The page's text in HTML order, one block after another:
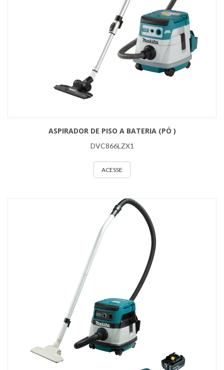
ASPIRADOR DE PISO A BATERIA (PÓ )
DVC866LZX1
ACESSE